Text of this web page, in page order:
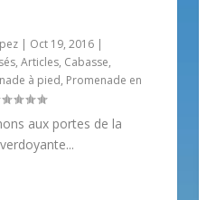
| Oct 19, 2016 |
,Articles, Cabasse,
à pied, Promenade en
aux portes de la